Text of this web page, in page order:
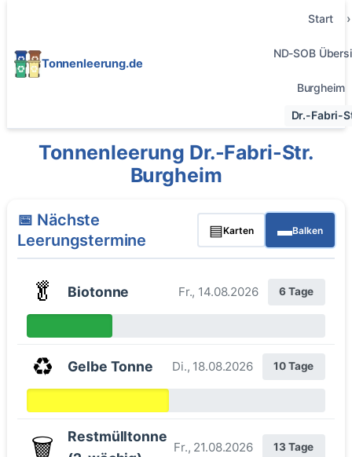
Tonnenleerung.de
Start
ND-SOB
Burgheim
Dr.-Fabri-
Tonnenleerung Dr.-Fabri-Str.
Burgheim
📅 Nächste
Leerungstermine
▤Karten ▬Balken
🥬 Biotonne Fr., 14.08.2026 6 Tage
♻️ Gelbe Tonne Di., 18.08.2026 10 Tage
🗑️
Restmülltonne
Fr., 21.08.2026 13 Tage